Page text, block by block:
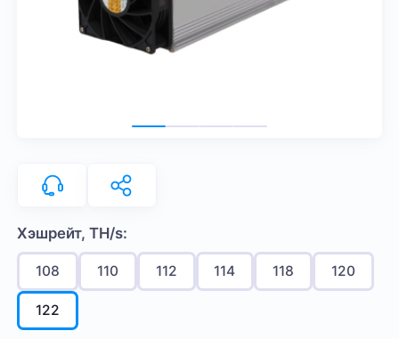
Хэшрейт, TH/s:
108 110 112 114 118 120
122